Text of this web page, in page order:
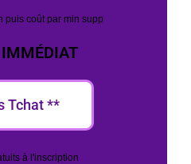
puis coût par min supp
Tchat **
à l'inscription